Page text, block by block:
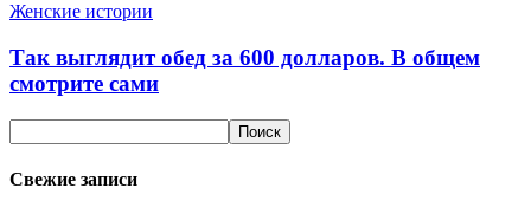
Женские истории
Так выглядит обед за 600 долларов. В общем
смотрите сами
Свежие записи